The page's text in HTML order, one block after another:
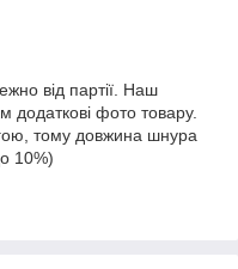
від партії. Наш
фото товару.
тому довжина шнура
10%)